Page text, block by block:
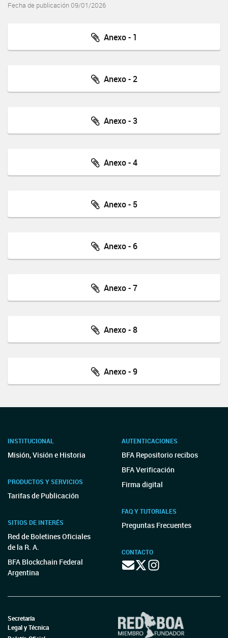
Fecha de publicación 09/01/2026
Anexo - 1
Anexo - 2
Anexo - 3
Anexo - 4
Anexo - 5
Anexo - 6
Anexo - 7
Anexo - 8
Anexo - 9
INSTITUCIONAL
Misión, Visión e Historia
PRODUCTOS Y SERVICIOS
Tarifas de Publicación
SITIOS DE INTERÉS
Red de Boletines Oficiales
de la R. A.
BFA Blockchain Federal
Argentina
AUTENTICACIONES
BFA Repositorio recibos
BFA Verificación
Firma digital
FAQ Y TUTORIALES
Preguntas Frecuentes
CONTACTO
Secretaría
Legal y Técnica